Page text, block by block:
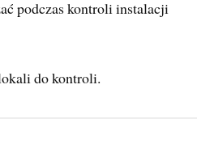
podczas kontroli instalacji
do kontroli.